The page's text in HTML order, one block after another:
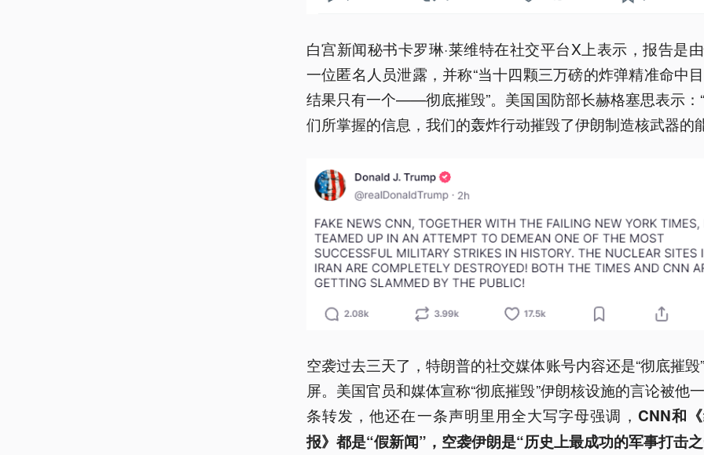
白宫新闻秘书卡罗琳·莱维特在社交平台X上表示，报告是
一位匿名人员泄露，并称“当十四颗三万磅的炸弹精准命中
结果只有一个——彻底摧毁”。美国国防部长赫格塞思表示：
们所掌握的信息，我们的轰炸行动摧毁了伊朗制造核武器的
空袭过去三天了，特朗普的社交媒体账号内容还是“彻底摧毁
屏。美国官员和媒体宣称“彻底摧毁”伊朗核设施的言论被他
条转发，他还在一条声明里用全大写字母强调， CNN和
报》都是“假新闻”，空袭伊朗是“历史上最成功的军事打击